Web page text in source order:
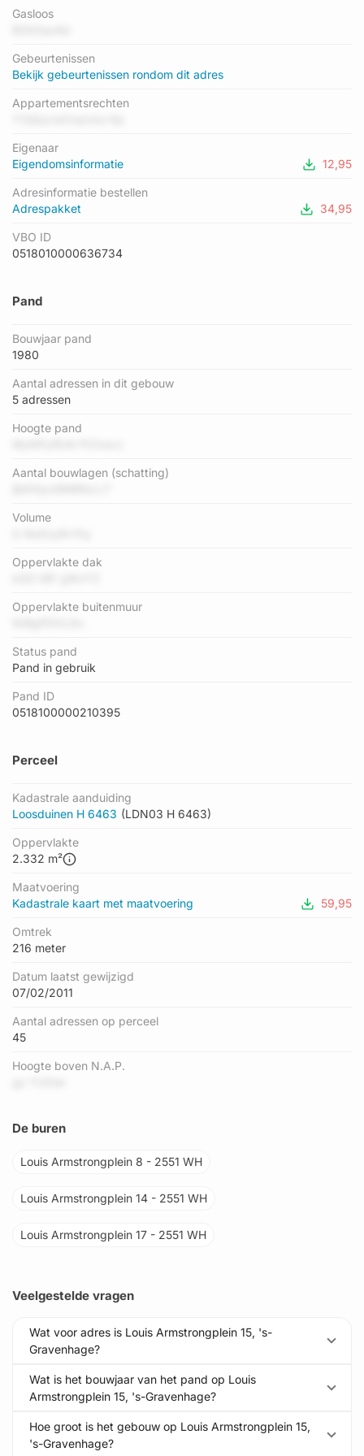
energielabel B geregistreerd. Het hoogste energielabel in de
'verblijfsobject in gebruik'. Het pand waarin dit adres ligt heeft
als status: 'pand in gebruik'.
Gasloos
Gebeurtenissen
Bekijk gebeurtenissen rondom dit adres
Appartementsrechten
Eigenaar
Eigendomsinformatie
12,95
Adresinformatie bestellen
Adrespakket
34,95
VBO ID
0518010000636734
Pand
Bouwjaar pand
1980
Aantal adressen in dit gebouw
5 adressen
Hoogte pand
Aantal bouwlagen (schatting)
Volume
Oppervlakte dak
Oppervlakte buitenmuur
Status pand
Pand in gebruik
Pand ID
0518100000210395
Perceel
Kadastrale aanduiding
Loosduinen H 6463 (LDN03 H 6463)
Oppervlakte
2.332 m²
Maatvoering
Kadastrale kaart met maatvoering
59,95
Omtrek
216 meter
Datum laatst gewijzigd
07/02/2011
Aantal adressen op perceel
45
Hoogte boven N.A.P.
De buren
Louis Armstrongplein 8 - 2551 WH
Louis Armstrongplein 14 - 2551 WH
Louis Armstrongplein 17 - 2551 WH
Veelgestelde vragen
Wat voor adres is Louis Armstrongplein 15, 's-
Gravenhage?
Wat is het bouwjaar van het pand op Louis
Armstrongplein 15, 's-Gravenhage?
Hoe groot is het gebouw op Louis Armstrongplein 15,
's-Gravenhage?